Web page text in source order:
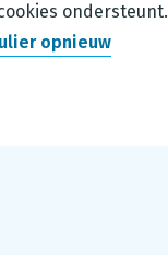
ondersteunt.
opnieuw